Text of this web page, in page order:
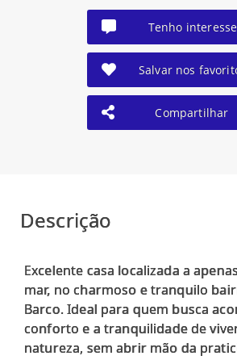
Tenho interesse
Salvar nos
Compartilhar
Descrição
Excelente casa localizada a
mar, no charmoso e tranquilo
Barco. Ideal para quem busca
conforto e a tranquilidade de
natureza, sem abrir mão da